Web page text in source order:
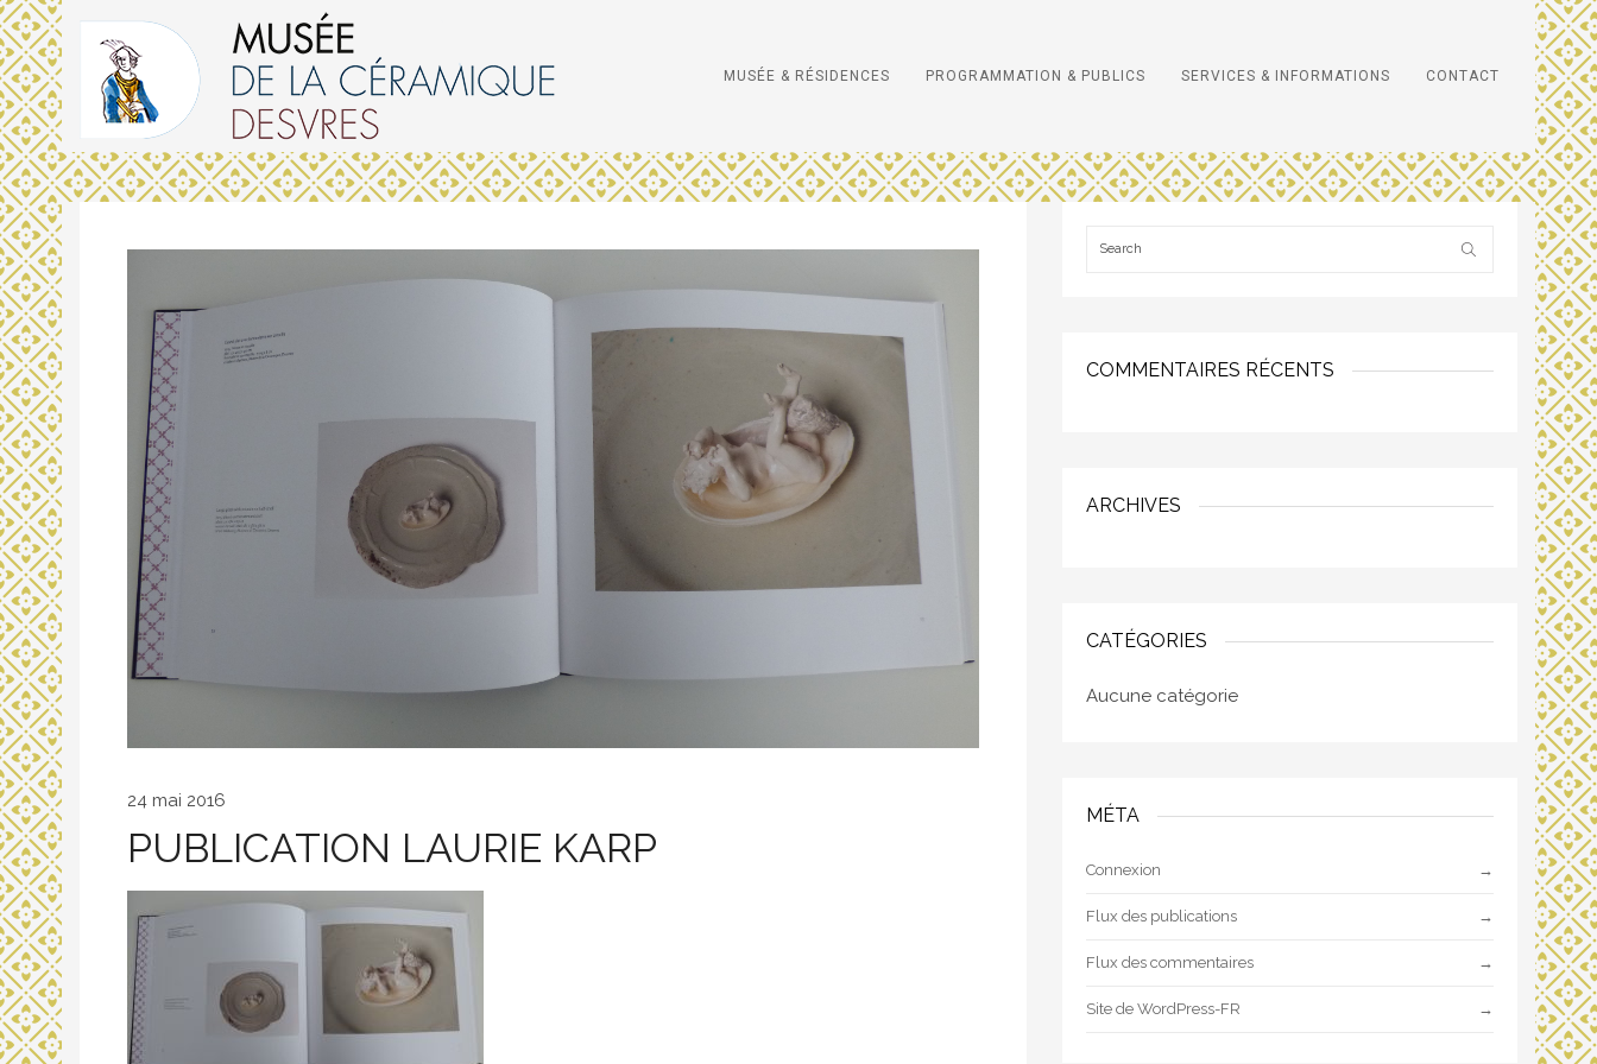
MUSÉE & RÉSIDENCES PROGRAMMATION & PUBLICS SERVICES & INFORMATIONS CONTACT
24 mai 2016
PUBLICATION LAURIE KARP
COMMENTAIRES RÉCENTS
ARCHIVES
CATÉGORIES
Aucune catégorie
MÉTA
Connexion
Flux des publications
Flux des commentaires
Site de WordPress-FR